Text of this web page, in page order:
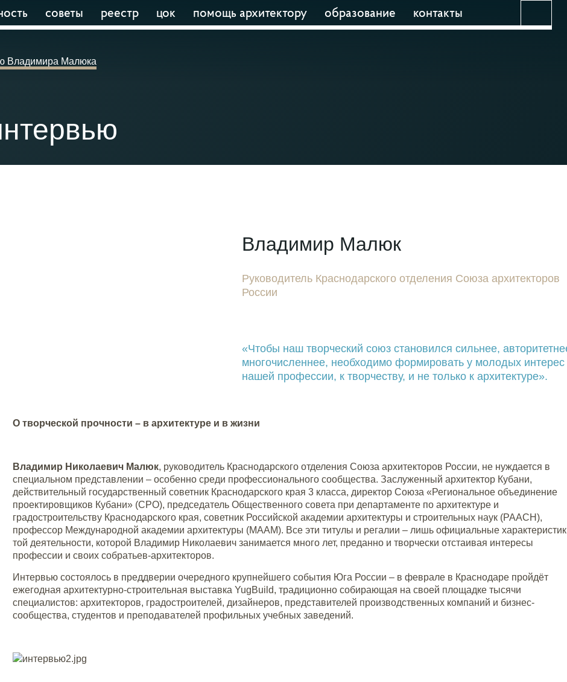
советы реестр цок помощь архитектору образование контакты
Владимира Малюка
Владимир Малюк
Руководитель Краснодарского отделения Союза архитекторов
России
«Чтобы наш творческий союз становился сильнее,
многочисленнее, необходимо формировать у молодых интерес
нашей профессии, к творчеству, и не только к архитектуре».
О творческой прочности – в архитектуре и в жизни
Владимир Николаевич Малюк, руководитель Краснодарского отделения Союза архитекторов России, не нуждается в
специальном представлении – особенно среди профессионального сообщества. Заслуженный архитектор Кубани,
действительный государственный советник Краснодарского края 3 класса, директор Союза «Региональное объединение
проектировщиков Кубани» (СРО), председатель Общественного совета при департаменте по архитектуре и
градостроительству Краснодарского края, советник Российской академии архитектуры и строительных наук (РААСН),
профессор Международной академии архитектуры (МААМ). Все эти титулы и регалии – лишь официальные
той деятельности, которой Владимир Николаевич занимается много лет, преданно и творчески отстаивая интересы
профессии и своих собратьев-архитекторов.
Интервью состоялось в преддверии очередного крупнейшего события Юга России – в феврале в Краснодаре пройдёт
ежегодная архитектурно-строительная выставка YugBuild, традиционно собирающая на своей площадке тысячи
специалистов: архитекторов, градостроителей, дизайнеров, представителей производственных компаний и бизнес-
сообщества, студентов и преподавателей профильных учебных заведений.